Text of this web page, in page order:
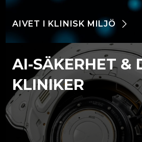
AIVET I KLINISK MILJÖ
AI-SÄKERHET &
KLINIKER